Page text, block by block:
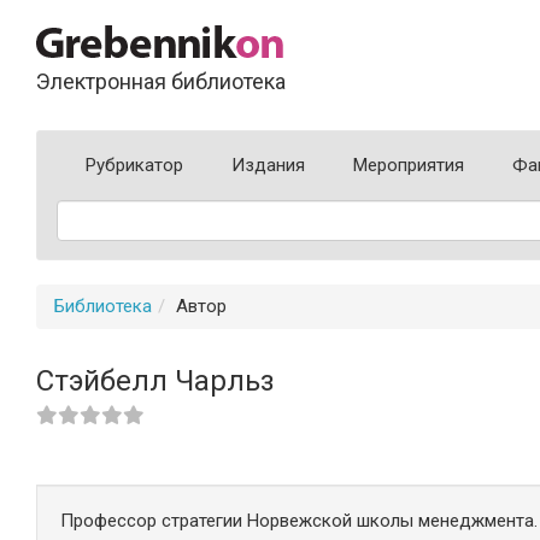
Электронная библиотека
Рубрикатор Издания Мероприятия
Библиотека Автор
Стэйбелл Чарльз
Профессор стратегии Норвежской школы менеджмента.